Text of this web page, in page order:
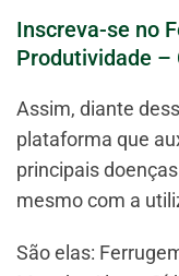
Inscreva-se no
Produtividade –
Assim, diante
plataforma que
principais
mesmo com a
São elas: